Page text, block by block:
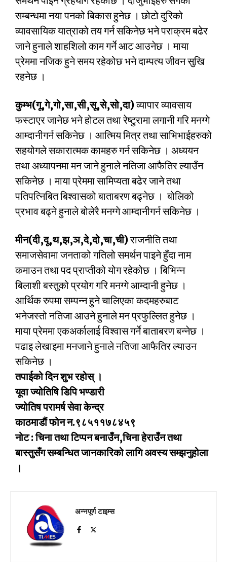
सम्बन्धमा नया पनको बिकास हुनेछ । छोटो दुरिको
व्यावसायिक यात्राको तय गर्न सकिनेछ भने पराक्रम बढेर
जाने हुनाले शाहशिलो काम गर्ने आट आउनेछ । माया
प्रेममा नजिक हुने समय रहेकोछ भने दाम्पत्य जीवन सुखि
रहनेछ ।
कुम्भ(गू,गे,गो,सा,सी,सू,से,सो,दा)व्यापार व्यावसाय
फस्टाएर जानेछ भने होटल तथा रेष्टुरामा लगानी गरि मनग्गे
आम्दानीगर्न सकिनेछ । आत्मिय मित्र तथा साभिभाईहरुको
सहयोगले सकारात्मक कामहरु गर्न सकिनेछ । अध्ययन
तथा अध्यापनमा मन जाने हुनाले नतिजा आफैतिर ल्याउँन
सकिनेछ । माया प्रेममा सामिप्यता बढेर जाने तथा
पतिपत्निबित बिश्वासको बाताबरण बढ्नेछ । बोलिको
प्रभाव बढ्ने हुनाले बोलेरै मनग्गे आम्दानीगर्न सकिनेछ ।
मीन(दी,दू,थ,झ,ञ,दे,दो,चा,ची)राजनीति तथा
समाजसेवामा जनताको गतिलो समर्थन पाइने हुँदा नाम
कमाउन तथा पद प्राप्तीको योग रहेकोछ । बिभिन्न
बिलाशी बस्तुको प्रयोग गरि मनग्गे आम्दानी हुनेछ ।
आर्थिक रुपमा सम्पन्न हुने चालिएका कदमहरुबाट
भनेजस्तो नतिजा आउने हुनाले मन प्रफुल्लित हुनेछ ।
माया प्रेममा एकअर्कालाई विश्वास गर्ने बाताबरण बन्नेछ ।
पढाइ लेखाइमा मनजाने हुनाले नतिजा आफैतिर ल्याउन
सकिनेछ ।
तपाईको दिन शुभ रहोस् ।
यूवा ज्योतिषि डिपि भण्डारी
ज्योतिष परामर्ष सेवा केन्द्र
काठमाडौं फोन न.९८५११७८४५९
नोट : चिना तथा टिप्पन बनाउँन,चिना हेराउँन तथा
बास्तुसँग सम्बन्धित जानकारिको लागि अवस्य सम्झनुहोला
।
अन्नपूर्ण टाइम्स